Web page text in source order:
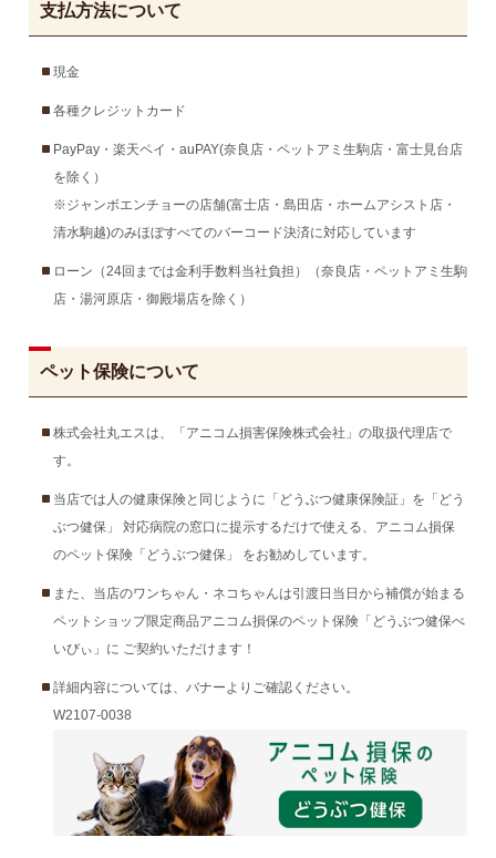
支払方法について
現金
各種クレジットカード
PayPay・楽天ペイ・auPAY(奈良店・ペットアミ生駒店・富士見台店
を除く）
※ジャンボエンチョーの店舗(富士店・島田店・ホームアシスト店・
清水駒越)のみほぼすべてのバーコード決済に対応しています
ローン（24回までは金利手数料当社負担）（奈良店・ペットアミ生駒
店・湯河原店・御殿場店を除く）
ペット保険について
株式会社丸エスは、「アニコム損害保険株式会社」の取扱代理店で
す。
当店では人の健康保険と同じように「どうぶつ健康保険証」を「どう
ぶつ健保」 対応病院の窓口に提示するだけで使える、アニコム損保
のペット保険「どうぶつ健保」 をお勧めしています。
また、当店のワンちゃん・ネコちゃんは引渡日当日から補償が始まる
ペットショップ限定商品アニコム損保のペット保険「どうぶつ健保べ
いびぃ」に ご契約いただけます！
詳細内容については、バナーよりご確認ください。
W2107-0038